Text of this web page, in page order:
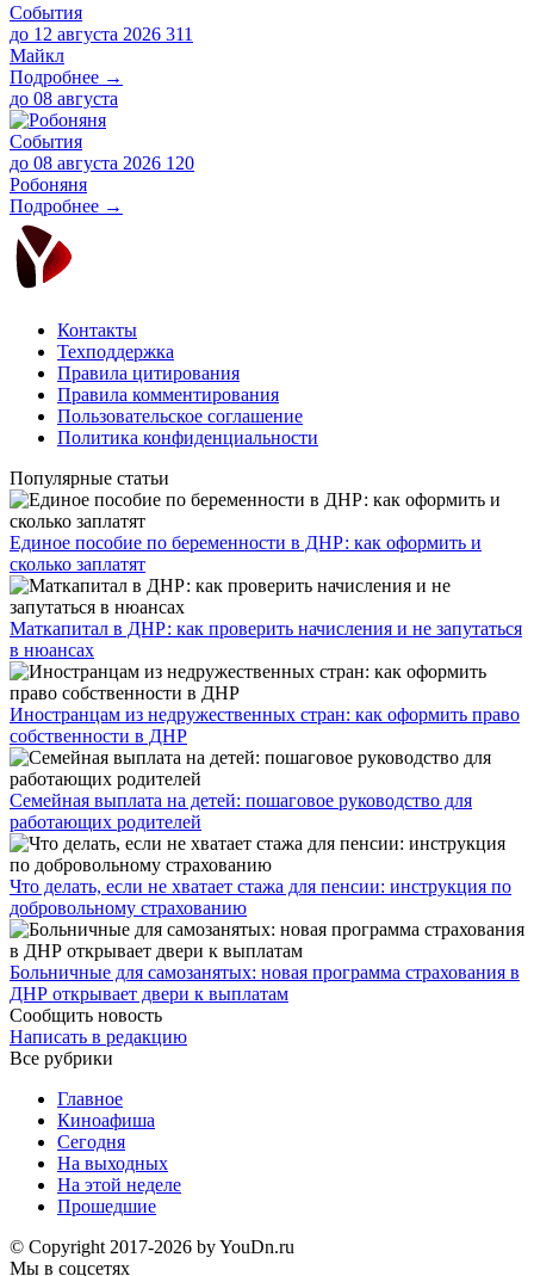
События
до 12 августа 2026 311
Майкл
Подробнее →
до 08 августа
События
до 08 августа 2026 120
Робоняня
Подробнее →
Контакты
Техподдержка
Правила цитирования
Правила комментирования
Пользовательское соглашение
Политика конфиденциальности
Популярные статьи
Единое пособие по беременности в ДНР: как оформить и
сколько заплатят
​Маткапитал в ДНР: как проверить начисления и не запутаться
в нюансах
Иностранцам из недружественных стран: как оформить право
собственности в ДНР
Семейная выплата на детей: пошаговое руководство для
работающих родителей
Что делать, если не хватает стажа для пенсии: инструкция по
добровольному страхованию
Больничные для самозанятых: новая программа страхования в
ДНР открывает двери к выплатам
Сообщить новость
Написать в редакцию
Все рубрики
Главное
Киноафиша
Сегодня
На выходных
На этой неделе
Прошедшие
© Copyright 2017-2026 by YouDn.ru
Мы в соцсетях